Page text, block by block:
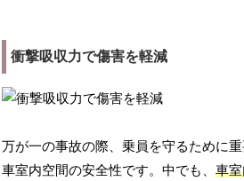
衝撃吸収力で傷害を軽減
万が一の事故の際、乗員を守るために
車室内空間の安全性です。中でも、車